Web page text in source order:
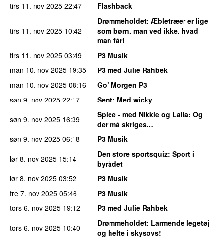
tirs 11. nov 2025 22:47 Flashback
tirs 11. nov 2025 10:42
Drømmeholdet: Æbletræer er lige
som børn, man ved ikke, hvad
man får!
tirs 11. nov 2025 03:49
P3 Musik
man 10. nov 2025 19:35
P3 med Julie Rahbek
man 10. nov 2025 08:16
Go’ Morgen P3
søn 9. nov 2025 22:17 Sent: Med wicky
søn 9. nov 2025 16:39 Spice - med Nikkie og Laila: Og
der må skriges…
søn 9. nov 2025 06:18
P3 Musik
lør 8. nov 2025 15:14 Den store sportsquiz: Sport i
byrådet
lør 8. nov 2025 03:52
P3 Musik
fre 7. nov 2025 05:46
P3 Musik
tors 6. nov 2025 19:12
P3 med Julie Rahbek
tors 6. nov 2025 10:40 Drømmeholdet: Larmende legetøj
og helte i skysovs!